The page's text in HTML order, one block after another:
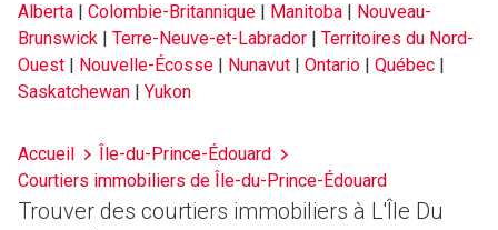
Alberta | Colombie-Britannique | Manitoba | Nouveau-
Brunswick | Terre-Neuve-et-Labrador | Territoires du Nord-
Ouest | Nouvelle-Écosse | Nunavut | Ontario | Québec |
Saskatchewan | Yukon
Accueil
Île-du-Prince-Édouard
Courtiers immobiliers de Île-du-Prince-Édouard
Trouver des courtiers immobiliers à L'Île Du